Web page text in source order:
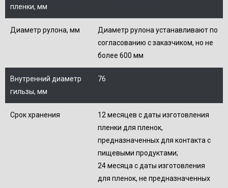
пленки, мм
Диаметр рулона, мм
Диаметр рулона устанавливают по
согласованию с заказчиком, но не
более 600 мм
Внутренний диаметр
гильзы, мм
76
Срок хранения
12 месяцев с даты изготовления
пленки для пленок,
предназначенных для контакта с
пищевыми продуктами;
24 месяца с даты изготовления
для пленок, не предназначенных